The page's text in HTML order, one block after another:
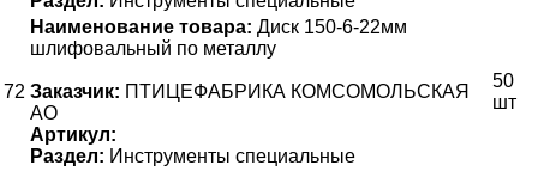
72
Наименование товара: Диск 150-6-22мм
шлифовальный по металлу
Заказчик: ПТИЦЕФАБРИКА КОМСОМОЛЬСКАЯ
АО
Артикул:
Раздел: Инструменты специальные
50
шт